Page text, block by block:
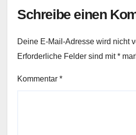
Schreibe einen
Deine E-Mail-Adresse wird nicht
Erforderliche Felder sind mit*
Kommentar *